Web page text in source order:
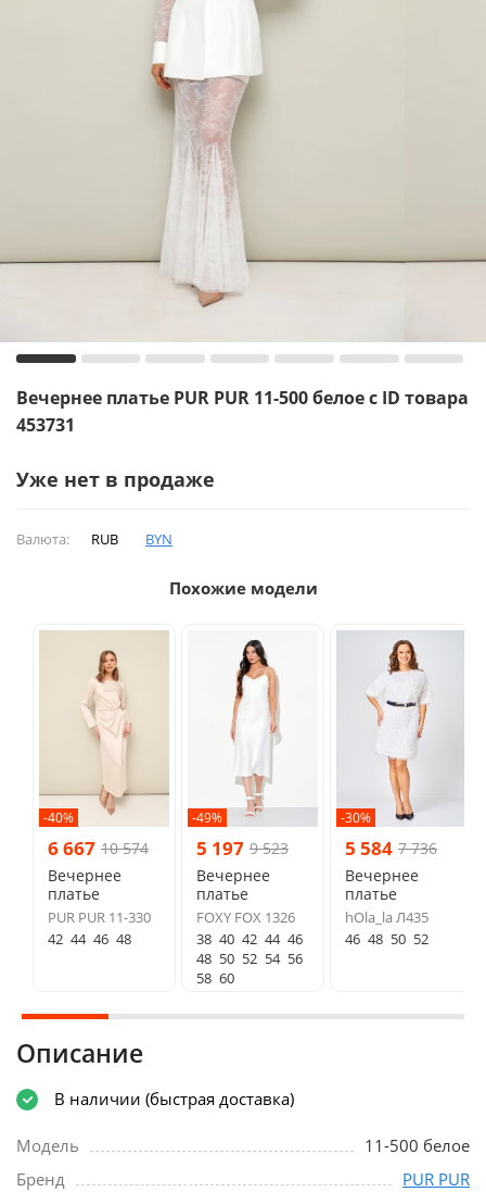
Вечернее платье PUR PUR 11-500 белое с ID товара
453731
Уже нет в продаже
Валюта: RUB BYN
Похожие модели
-40%
6 667 10 574
Вечернее
платье
PUR PUR 11-330
42 44 46 48
-49%
5 197 9 523
Вечернее
платье
FOXY FOX 1326
38 40 42 44 46
48 50 52 54 56
58 60
-30%
5 584 7 736
Вечернее
платье
hOla_la Л435
46 48 50 52
Описание
В наличии (быстрая доставка)
Модель
11-500 белое
Бренд
PUR PUR